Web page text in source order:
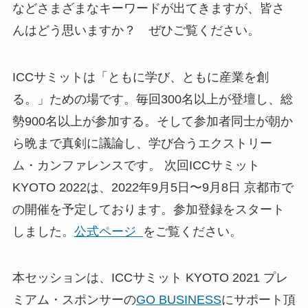
などさまざまなキーワードが出てきますが、皆さ
んはどう思いますか？ ぜひご覧ください。
ICCサミットは「ともに学び、ともに産業を創
る。」ための場です。毎回300名以上が登壇し、総
勢900名以上が参加する。そして参加者同士が朝か
ら晩まで真剣に議論し、学び合うエクストリー
ム・カンファレンスです。 次回ICCサミット
KYOTO 2022は、2022年9月5日〜9月8日 京都市で
の開催を予定しております。参加登録をスタート
しました。 公式ページ をご覧ください。
本セッションは、ICCサミット KYOTO 2021 プレ
ミアム・スポンサーのGO BUSINESSにサポート頂